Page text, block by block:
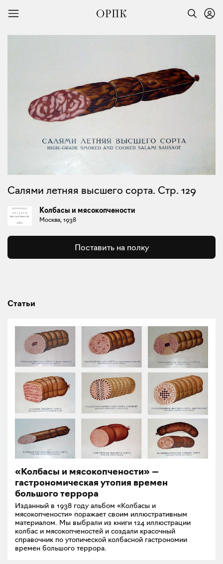
Салями летняя высшего сорта. Стр. 129
Колбасы и мясокопчености
Москва, 1938
Поставить на полку
Статьи
«Колбасы и мясокопчености» —
гастрономическая утопия времен
большого террора
Изданный в 1938 году альбом «Колбасы и
мясокопчености» поражает своим иллюстративным
материалом. Мы выбрали из книги 124 иллюстрации
колбас и мясокопченостей и создали красочный
справочник по утопической колбасной гастрономии
времен большого террора.